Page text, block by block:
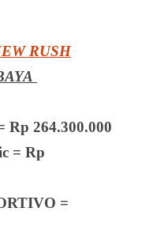
RUSH
Rp 264.300.000
= Rp
=